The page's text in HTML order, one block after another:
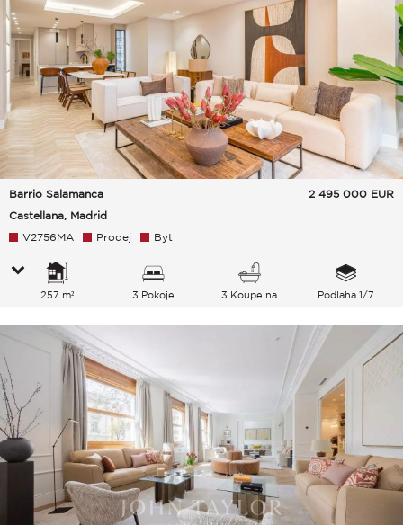
Barrio Salamanca
Castellana, Madrid
2 495 000 EUR
V2756MA Prodej Byt
257 m² 3 Pokoje 3 Koupelna Podlaha 1/7